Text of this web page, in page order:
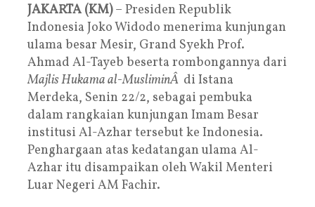
JAKARTA (KM)– Presiden Republik
Indonesia Joko Widodo menerima kunjungan
ulama besar Mesir, Grand Syekh Prof.
Ahmad Al-Tayeb beserta rombongannya dari
Majlis Hukama al-MusliminÂ di Istana
Merdeka, Senin 22/2, sebagai pembuka
dalam rangkaian kunjungan Imam Besar
institusi Al-Azhar tersebut ke Indonesia.
Penghargaan atas kedatangan ulama Al-
Azhar itu disampaikan oleh Wakil Menteri
Luar Negeri AM Fachir.